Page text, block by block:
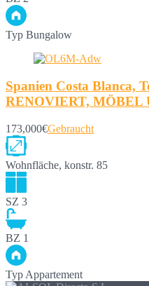
Typ Bungalow
Spanien Costa
RENOVIERT, MÖBEL
173,000€Gebraucht
Wohnfläche, konstr. 85
SZ 3
BZ 1
Typ Appartement